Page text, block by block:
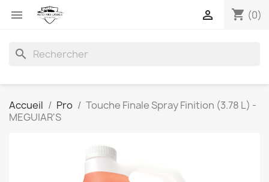
 shopping_cart (0)

search
Accueil Pro
Touche Finale Spray Finition (3.78 L) -
MEGUIAR'S